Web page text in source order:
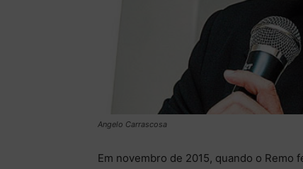
Angelo Carrascosa
Em novembro de 2015, quando o Remo